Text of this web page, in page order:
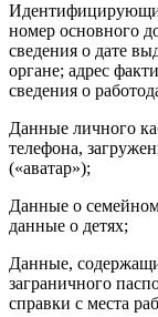
номер основного
сведения о дате
органе; адрес
сведения о
Данные личного
телефона,
(«аватар»);
Данные о
данные о детях;
Данные,
заграничного
справки с места